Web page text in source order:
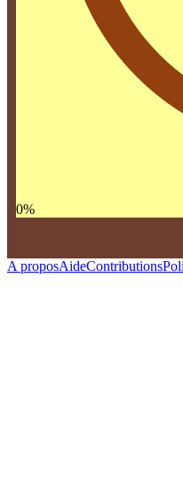
0%
A proposAideContributions